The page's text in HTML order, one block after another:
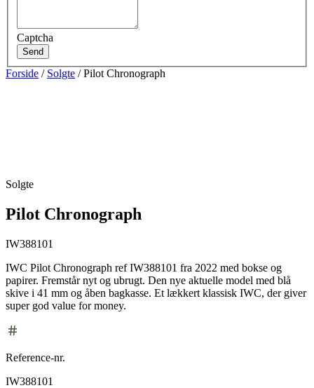
Captcha
Send
Forside / Solgte / Pilot Chronograph
Solgte
Pilot Chronograph
IW388101
IWC Pilot Chronograph ref IW388101 fra 2022 med bokse og
papirer. Fremstår nyt og ubrugt. Den nye aktuelle model med blå
skive i 41 mm og åben bagkasse. Et lækkert klassisk IWC, der giver
super god value for money.
Reference-nr.
IW388101